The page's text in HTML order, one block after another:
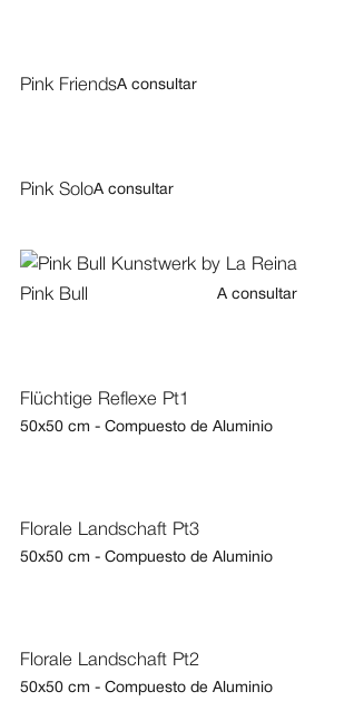
Pink FriendsA consultar
Pink SoloA consultar
Pink Bull A consultar
Flüchtige Reflexe Pt1
50x50 cm - Compuesto de Aluminio
Florale Landschaft Pt3
50x50 cm - Compuesto de Aluminio
Florale Landschaft Pt2
50x50 cm - Compuesto de Aluminio